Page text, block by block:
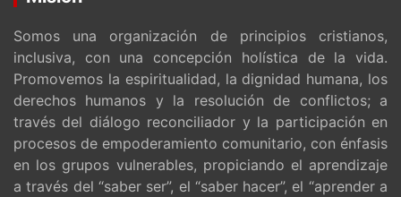
Somos una organización de principios cristianos,
inclusiva, con una concepción holística de la vida.
Promovemos la espiritualidad, la dignidad humana, los
derechos humanos y la resolución de conflictos; a
través del diálogo reconciliador y la participación en
procesos de empoderamiento comunitario, con énfasis
en los grupos vulnerables, propiciando el aprendizaje
a través del “saber ser”, el “saber hacer”, el “aprender a